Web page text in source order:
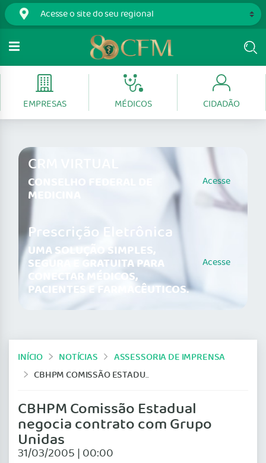
EMPRESAS MÉDICOS CIDADÃO
CRM VIRTUAL
CONSELHO FEDERAL DE
MEDICINA
Acesse
Prescrição Eletrônica
UMA SOLUÇÃO SIMPLES,
SEGURA E GRATUITA PARA
CONECTAR MÉDICOS,
PACIENTES E FARMACÊUTICOS.
Acesse
INÍCIO NOTÍCIAS
ASSESSORIA DE IMPRENSA
CBHPM COMISSÃO ESTADUAL NEGOCIA CONTRATO COM GRUPO UNIDAS
CBHPM Comissão Estadual
negocia contrato com Grupo
Unidas
31/03/2005 | 00:00